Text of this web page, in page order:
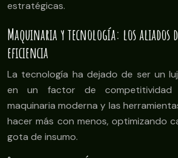
estratégicas.
Maquinaria y tecnología: los aliados
eficiencia
La tecnología ha dejado de ser un
en un factor de competitividad
maquinaria moderna y las
hacer más con menos, optimizando
gota de insumo.